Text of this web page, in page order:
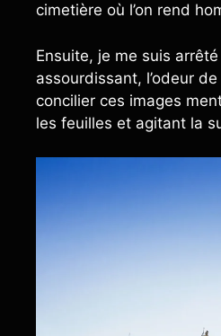
cimetière où l’on rend
Ensuite, je me suis
assourdissant, l’odeur
concilier ces images
les feuilles et agitant la